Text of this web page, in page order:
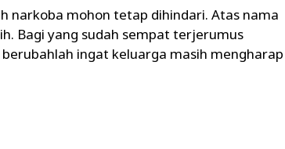
narkoba mohon tetap dihindari. Atas nama
Bagi yang sudah sempat terjerumus
ingat keluarga masih mengharap